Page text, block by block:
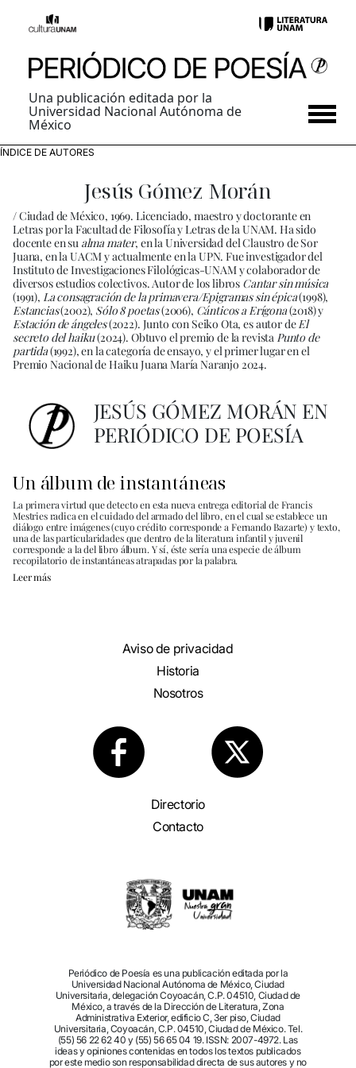
Una publicación editada por la
Universidad Nacional Autónoma de
México
ÍNDICE DE AUTORES
Jesús Gómez Morán
/ Ciudad de México, 1969. Licenciado, maestro y doctorante en
Letras por la Facultad de Filosofía y Letras de la UNAM. Ha sido
docente en su alma mater, en la Universidad del Claustro de Sor
Juana, en la UACM y actualmente en la UPN. Fue investigador del
Instituto de Investigaciones Filológicas-UNAM y colaborador de
diversos estudios colectivos. Autor de los libros Cantar sin música
(1991), La consagración de la primavera/Epigramas sin épica(1998),
Estancias(2002), Sólo 8 poetas(2006), Cánticos a Erígona(2018) y
Estación de ángeles(2022). Junto con Seiko Ota, es autor deEl
secreto del haiku(2024). Obtuvo el premio de la revistaPunto de
partida(1992), en la categoría de ensayo, y el primer lugar en el
Premio Nacional de Haiku Juana María Naranjo 2024.
JESÚS GÓMEZ MORÁN EN
PERIÓDICO DE POESÍA
Un álbum de instantáneas
La primera virtud que detecto en esta nueva entrega editorial de Francis
Mestries radica en el cuidado del armado del libro, en el cual se establece un
diálogo entre imágenes (cuyo crédito corresponde a Fernando Bazarte) y texto,
una de las particularidades que dentro de la literatura infantil y juvenil
corresponde a la del libro álbum. Y sí, éste sería una especie de álbum
recopilatorio de instantáneas atrapadas por la palabra.
Leer más
Aviso de privacidad
Historia
Nosotros
Directorio
Contacto
Periódico de Poesía es una publicación editada por la
Universidad Nacional Autónoma de México, Ciudad
Universitaria, delegación Coyoacán, C.P. 04510, Ciudad de
México, a través de la Dirección de Literatura, Zona
Administrativa Exterior, edificio C, 3er piso, Ciudad
Universitaria, Coyoacán, C.P. 04510, Ciudad de México. Tel.
(55) 56 22 62 40 y (55) 56 65 04 19. ISSN: 2007-4972. Las
ideas y opiniones contenidas en todos los textos publicados
por este medio son responsabilidad directa de sus autores y no